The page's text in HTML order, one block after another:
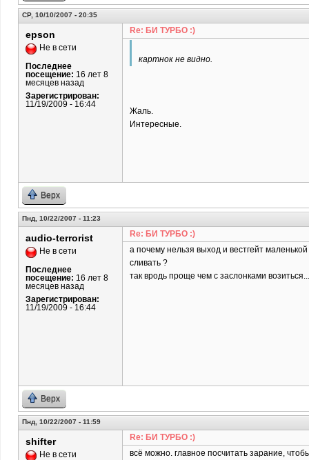
СР, 10/10/2007 - 20:35
epson
Не в сети
Последнее
посещение: 16 лет 8
месяцев назад
Зарегистрирован:
11/19/2009 - 16:44
Re: БИ ТУРБО :)
картнок не видно.
Жаль.
Интересные.
Верх
Пнд, 10/22/2007 - 11:23
audio-terrorist
Не в сети
Последнее
посещение: 16 лет 8
месяцев назад
Зарегистрирован:
11/19/2009 - 16:44
Re: БИ ТУРБО :)
а почему нельзя выход и вестгейт
сливать ?
так вродь проще чем с заслонками возиться...
Верх
Пнд, 10/22/2007 - 11:59
shifter
Не в сети
Re: БИ ТУРБО :)
всё можно. главное посчитать зарание,